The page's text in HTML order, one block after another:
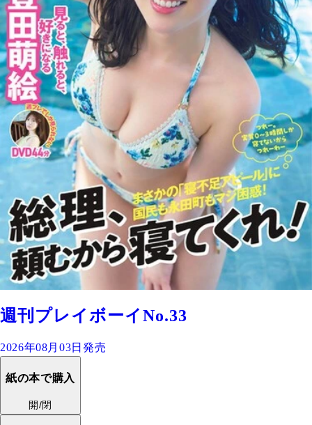
週刊プレイボーイNo.33
2026年08月03日発売
紙の本で購入
開/閉